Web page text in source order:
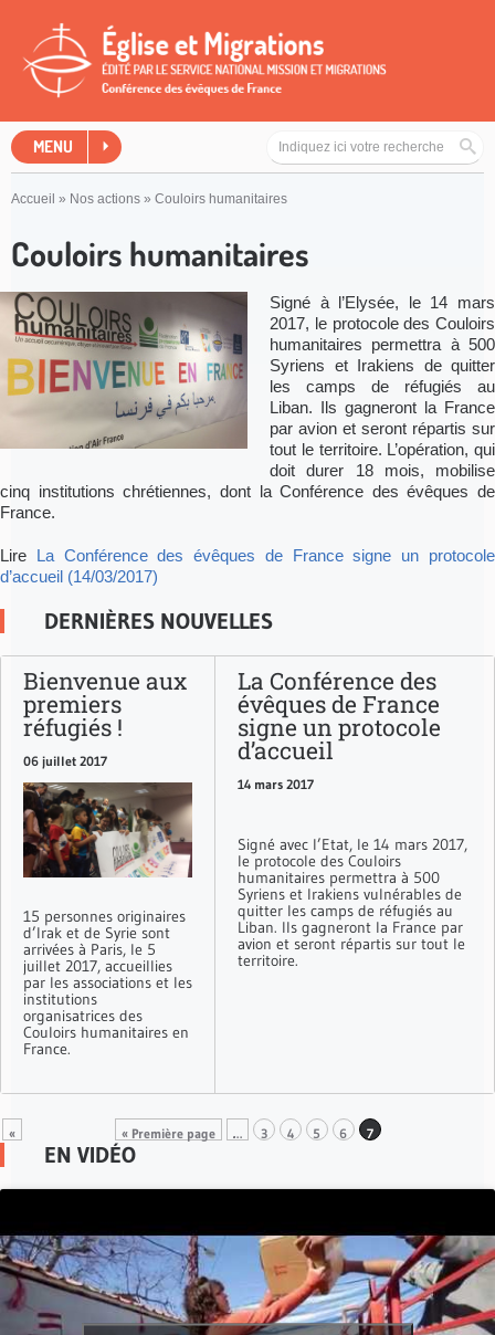
MENU
Accueil » Nos actions » Couloirs humanitaires
Couloirs humanitaires
Signé à l’Elysée, le 14 mars
2017, le protocole des Couloirs
humanitaires permettra à 500
Syriens et Irakiens de quitter
les camps de réfugiés au
Liban. Ils gagneront la France
par avion et seront répartis sur
tout le territoire. L’opération, qui
doit durer 18 mois, mobilise
cinq institutions chrétiennes, dont la Conférence des évêques de
France.
Lire La Conférence des évêques de France signe un protocole
d’accueil (14/03/2017)
DERNIÈRES NOUVELLES
Bienvenue aux
premiers
réfugiés !
06 juillet 2017
15 personnes originaires
d’Irak et de Syrie sont
arrivées à Paris, le 5
juillet 2017, accueillies
par les associations et les
institutions
organisatrices des
Couloirs humanitaires en
France.
La Conférence des
évêques de France
signe un protocole
d’accueil
14 mars 2017
Signé avec l’Etat, le 14 mars 2017,
le protocole des Couloirs
humanitaires permettra à 500
Syriens et Irakiens vulnérables de
quitter les camps de réfugiés au
Liban. Ils gagneront la France par
avion et seront répartis sur tout le
territoire.
« Première page
« … 3 4 5 6 7
EN VIDÉO